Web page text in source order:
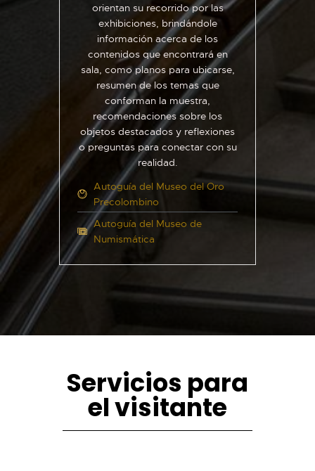
orientan su recorrido por las
exhibiciones, brindándole
información acerca de los
contenidos que encontrará en
sala, como planos para ubicarse,
resumen de los temas que
conforman la muestra,
recomendaciones sobre los
objetos destacados y reflexiones
o preguntas para conectar con su
realidad.
Autoguía del Museo del Oro
Precolombino
Autoguía del Museo de
Numismática
Servicios para
el visitante